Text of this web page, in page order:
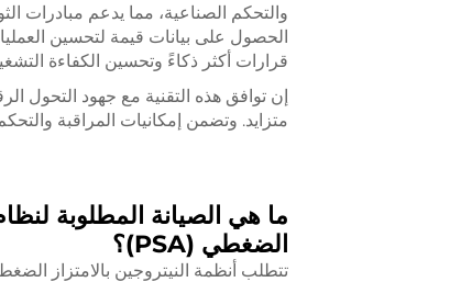
الحصول على بيانات قيمة لتحسين
قرارات أكثر ذكاءً وتحسين الكفاءة
إن توافق هذه التقنية مع جهود التحول
متزايد. وتضمن إمكانيات المراقبة
ما هي الصيانة المطلوبة
الضغطي (PSA)؟
تتطلب أنظمة النيتروجين بالامتزاز